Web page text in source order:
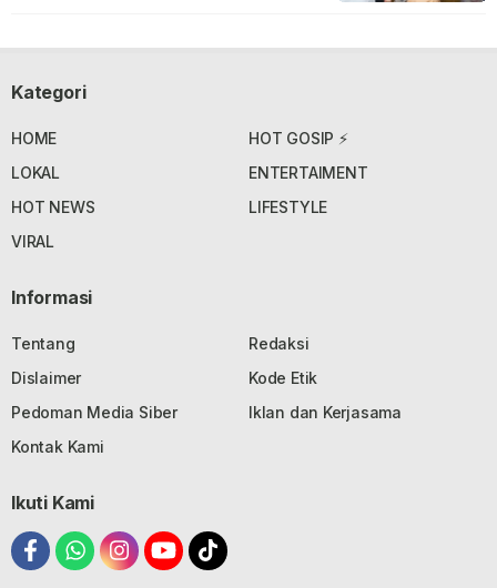
Kategori
HOME
HOT GOSIP ⚡
LOKAL
ENTERTAIMENT
HOT NEWS
LIFESTYLE
VIRAL
Informasi
Tentang
Redaksi
Dislaimer
Kode Etik
Pedoman Media Siber
Iklan dan Kerjasama
Kontak Kami
Ikuti Kami